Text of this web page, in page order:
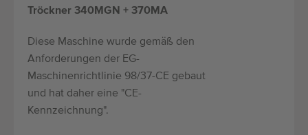
Tröckner 340MGN + 370MA
Diese Maschine wurde gemäß den
Anforderungen der EG-
Maschinenrichtlinie 98/37-CE gebaut
und hat daher eine "CE-
Kennzeichnung".